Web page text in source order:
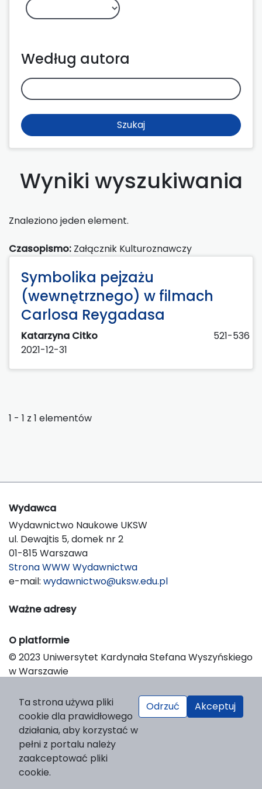
Według autora
Szukaj
Wyniki wyszukiwania
Znaleziono jeden element.
Czasopismo: Załącznik Kulturoznawczy
Symbolika pejzażu
(wewnętrznego) w filmach
Carlosa Reygadasa
Katarzyna Citko
521-536
2021-12-31
1 - 1 z 1 elementów
Wydawca
Wydawnictwo Naukowe UKSW
ul. Dewajtis 5, domek nr 2
01-815 Warszawa
Strona WWW Wydawnictwa
e-mail: wydawnictwo@uksw.edu.pl
Ważne adresy
O platformie
© 2023 Uniwersytet Kardynała Stefana Wyszyńskiego
w Warszawie
Platform & Workflow by OJS/PKP
Ta strona używa pliki
cookie dla prawidłowego
działania, aby korzystać w
pełni z portalu należy
zaakceptować pliki
cookie.
Odrzuć Akceptuj